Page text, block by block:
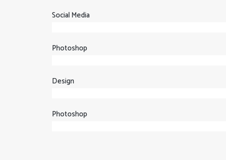
Social Media
Photoshop
Design
Photoshop